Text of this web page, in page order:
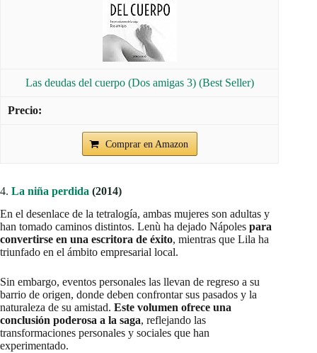
Las deudas del cuerpo (Dos amigas 3) (Best Seller)
Comprar en Amazon
4. La niña perdida (2014)
En el desenlace de la tetralogía, ambas mujeres son adultas y
han tomado caminos distintos. Lenù ha dejado Nápoles para
convertirse en una escritora de éxito, mientras que Lila ha
triunfado en el ámbito empresarial local.
Sin embargo, eventos personales las llevan de regreso a su
barrio de origen, donde deben confrontar sus pasados y la
naturaleza de su amistad. Este volumen ofrece una
conclusión poderosa a la saga, reflejando las
transformaciones personales y sociales que han
experimentado.